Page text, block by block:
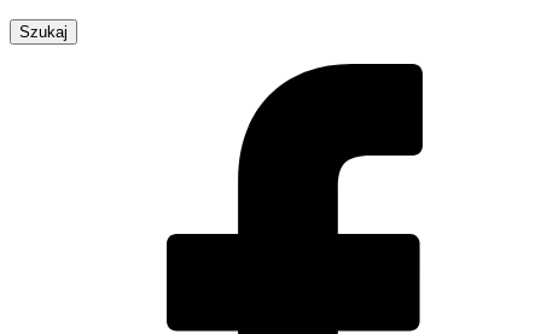
Szukaj